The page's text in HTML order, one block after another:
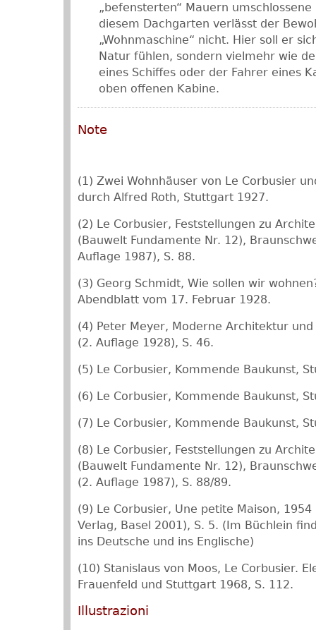
„befensterten“ Mauern
diesem Dachgarten verlässt der
„Wohnmaschine“ nicht. Hier soll er
Natur fühlen, sondern vielmehr wie
eines Schiffes oder der Fahrer eines
oben offenen Kabine.
Note
(1) Zwei Wohnhäuser von Le Corbusier
durch Alfred Roth, Stuttgart 1927.
(2) Le Corbusier, Feststellungen zu
(Bauwelt Fundamente Nr. 12),
Auflage 1987), S. 88.
(3) Georg Schmidt, Wie sollen wir
Abendblatt vom 17. Februar 1928.
(4) Peter Meyer, Moderne Architektur
(2. Auflage 1928), S. 46.
(5) Le Corbusier, Kommende Baukunst,
(6) Le Corbusier, Kommende Baukunst,
(7) Le Corbusier, Kommende Baukunst,
(8) Le Corbusier, Feststellungen zu
(Bauwelt Fundamente Nr. 12),
(2. Auflage 1987), S. 88/89.
(9) Le Corbusier, Une petite Maison,
Verlag, Basel 2001), S. 5. (Im Büchlein
ins Deutsche und ins Englische)
(10) Stanislaus von Moos, Le Corbusier.
Frauenfeld und Stuttgart 1968, S. 112.
Illustrazioni